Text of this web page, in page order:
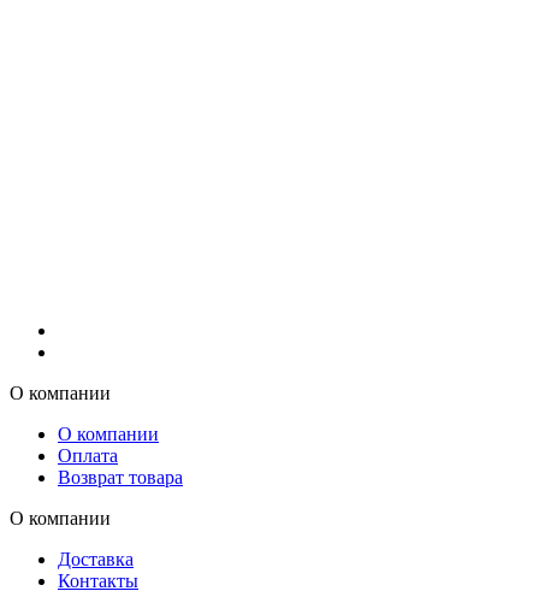
О компании
О компании
Оплата
Возврат товара
О компании
Доставка
Контакты